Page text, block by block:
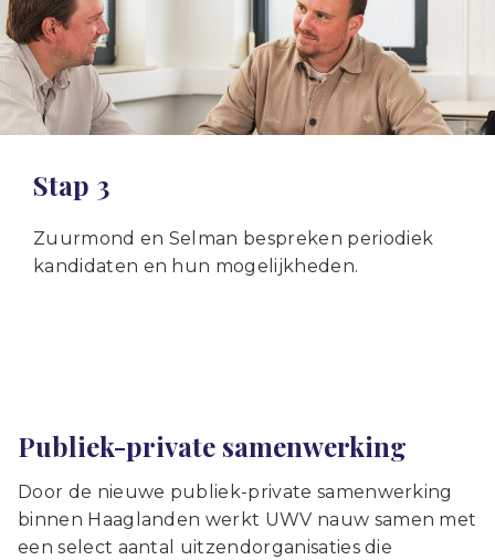
Stap 3
Zuurmond en Selman bespreken periodiek
kandidaten en hun mogelijkheden.
Publiek-private samenwerking
Door de nieuwe publiek-private samenwerking
binnen Haaglanden werkt UWV nauw samen met
een select aantal uitzendorganisaties die